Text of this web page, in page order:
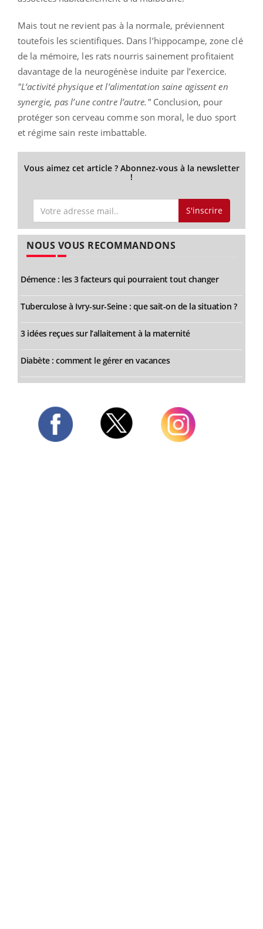
Mais tout ne revient pas à la normale, préviennent
toutefois les scientifiques. Dans l’hippocampe, zone clé
de la mémoire, les rats nourris sainement profitaient
davantage de la neurogénèse induite par l’exercice.
"L’activité physique et l’alimentation saine agissent en
synergie, pas l’une contre l’autre."Conclusion, pour
protéger son cerveau comme son moral, le duo sport
et régime sain reste imbattable.
Vous aimez cet article ? Abonnez-vous à la newsletter
!
S'inscrire
NOUS VOUS RECOMMANDONS
Démence : les 3 facteurs qui pourraient tout changer
Tuberculose à Ivry-sur-Seine : que sait-on de la situation ?
3 idées reçues sur l’allaitement à la maternité
Diabète : comment le gérer en vacances